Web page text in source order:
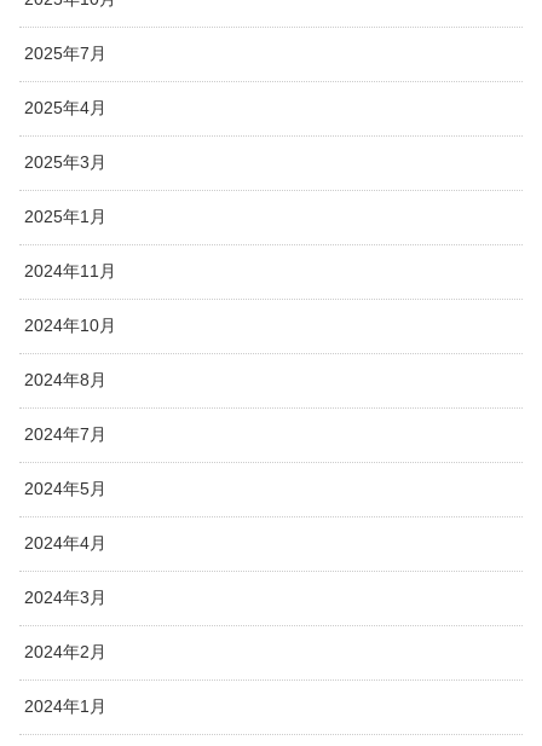
2025年7月
2025年4月
2025年3月
2025年1月
2024年11月
2024年10月
2024年8月
2024年7月
2024年5月
2024年4月
2024年3月
2024年2月
2024年1月